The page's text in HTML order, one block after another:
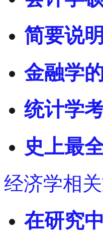
简要说
金融学
统计学
史上最
经济学相
在研究